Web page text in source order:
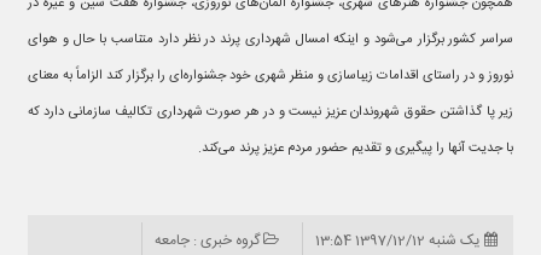
سراسر کشور برگزار می‌شود و اینکه امسال شهرداری پرند در نظر دارد متناسب با حال و هوای
نوروز و در راستای اقدامات زیباسازی و منظر شهری خود جشنواره‌ای را برگزار کند الزاماً به معنای
زیر پا گذاشتن حقوق شهروندان عزیز نیست و در هر صورت شهرداری تکالیف سازمانی دارد که
با جدیت آنها را پیگیری و تقدیم حضور مردم عزیز پرند می‌کند.
یک شنبه 1397/12/12 13:54
گروه خبری : جامعه